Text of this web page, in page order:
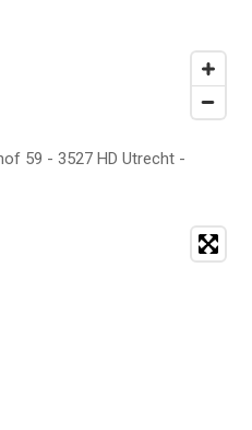
59 - 3527 HD Utrecht -